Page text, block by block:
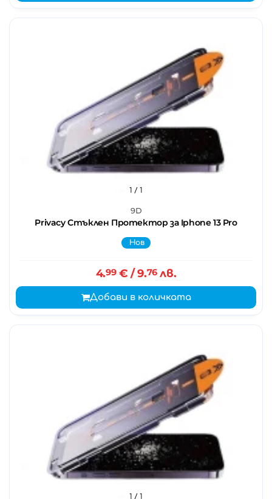
9D
Privacy Стъклен Протектор за Iphone 13 Pro
1 / 1
Нов
4.99€ / 9.76лв.
Добави в количката
1 / 1